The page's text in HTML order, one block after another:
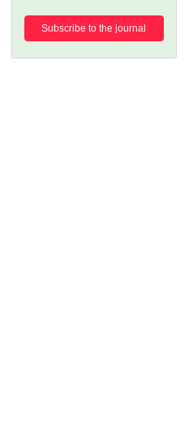
Subscribe to the journal